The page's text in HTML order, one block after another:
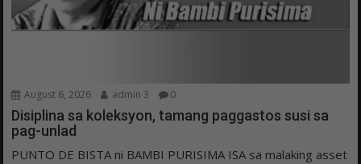
August 6, 2026 admin 3 0
Disiplina sa koleksyon, tamang paggastos susi sa
pag-unlad
PUNTO DE BISTA ni BAMBI PURISIMA ISA sa malaking asset